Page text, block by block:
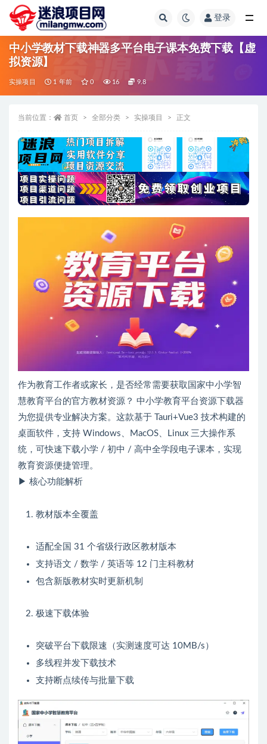
登录
中小学教材下载神器多平台电子课本免费下载【虚
拟资源】
实操项目 1 年前 0 16 9.8
当前位置： 首页 全部分类 实操项目 正文
作为教育工作者或家长，是否经常需要获取国家中小学智
慧教育平台的官方教材资源？ 中小学教育平台资源下载器
为您提供专业解决方案。这款基于 Tauri+Vue3 技术构建的
桌面软件，支持 Windows、MacOS、Linux 三大操作系
统，可快速下载小学 / 初中 / 高中全学段电子课本，实现
教育资源便捷管理。
▶ 核心功能解析
教材版本全覆盖
适配全国 31 个省级行政区教材版本
支持语文 / 数学 / 英语等 12 门主科教材
包含新版教材实时更新机制
极速下载体验
突破平台下载限速（实测速度可达 10MB/s）
多线程并发下载技术
支持断点续传与批量下载
全部